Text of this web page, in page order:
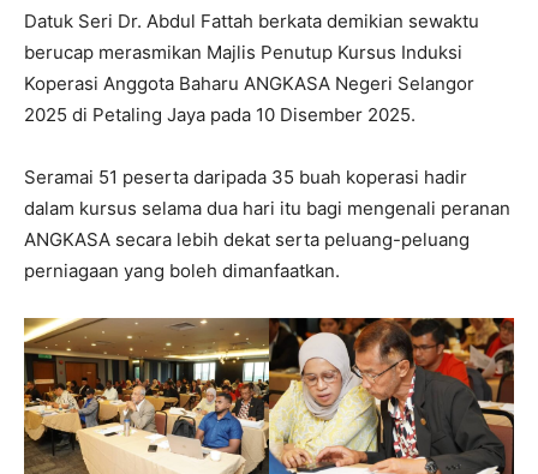
Datuk Seri Dr. Abdul Fattah berkata demikian sewaktu
berucap merasmikan Majlis Penutup Kursus Induksi
Koperasi Anggota Baharu ANGKASA Negeri Selangor
2025 di Petaling Jaya pada 10 Disember 2025.
Seramai 51 peserta daripada 35 buah koperasi hadir
dalam kursus selama dua hari itu bagi mengenali peranan
ANGKASA secara lebih dekat serta peluang-peluang
perniagaan yang boleh dimanfaatkan.